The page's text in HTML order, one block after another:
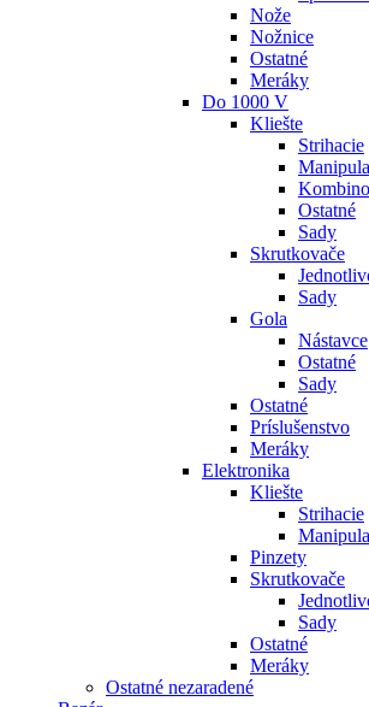
Nože
Nožnice
Ostatné
Meráky
Do 1000 V
Kliešte
Strihacie
Ostatné
Sady
Skrutkovače
Sady
Gola
Nástavce
Ostatné
Sady
Ostatné
Príslušenstvo
Meráky
Elektronika
Kliešte
Strihacie
Pinzety
Skrutkovače
Sady
Ostatné
Meráky
Ostatné nezaradené